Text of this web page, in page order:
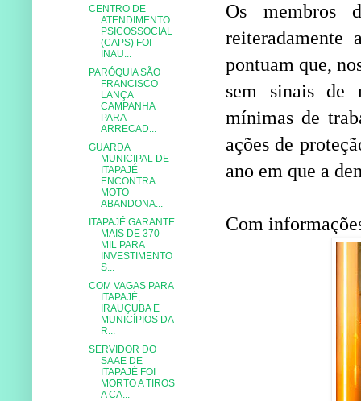
Os membros
reiteradamente
pontuam que,
sem sinais de
mínimas de
ações de
ano em que a
Com
CENTRO DE
ATENDIMENTO
PSICOSSOCIAL
(CAPS) FOI
INAU...
PARÓQUIA SÃO
FRANCISCO
LANÇA
CAMPANHA
PARA
ARRECAD...
GUARDA
MUNICIPAL DE
ITAPAJÉ
ENCONTRA
MOTO
ABANDONA...
ITAPAJÉ GARANTE
MAIS DE 370
MIL PARA
INVESTIMENTO
S...
COM VAGAS PARA
ITAPAJÉ,
IRAUÇUBA E
MUNICÍPIOS DA
R...
SERVIDOR DO
SAAE DE
ITAPAJÉ FOI
MORTO A TIROS
A CA...